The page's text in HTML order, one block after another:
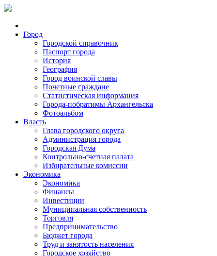
Город
Городской справочник
Паспорт города
История
География
Город воинской славы
Почетные граждане
Статистическая информация
Города-побратимы Архангельска
Фотоальбом
Власть
Глава городского округа
Администрация города
Городская Дума
Контрольно-счетная палата
Избирательные комиссии
Экономика
Экономика
Финансы
Инвестиции
Муниципальная собственность
Торговля
Предпринимательство
Бюджет города
Труд и занятость населения
Городское хозяйство